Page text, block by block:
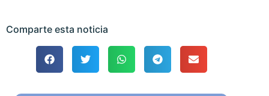
Comparte esta noticia